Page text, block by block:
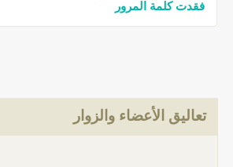
فقدت كلمة المرور
تعاليق الأعضاء والزوار